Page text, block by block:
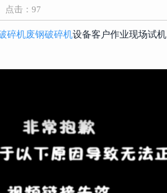
点击：97
碎机废钢破碎机设备客户作业现场试机